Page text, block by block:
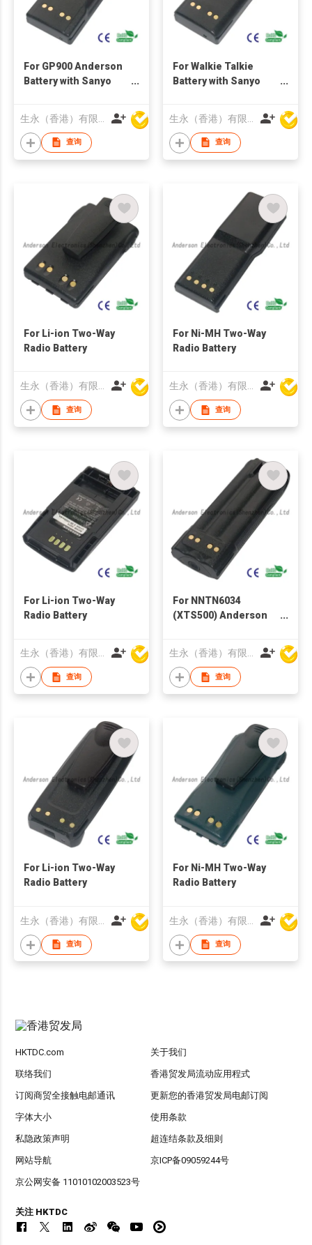
For GP900 Anderson
Battery with Sanyo
查询
For Walkie Talkie
Battery with Sanyo
查询
For Li-ion Two-Way
Radio Battery
查询
For Ni-MH Two-Way
Radio Battery
查询
For Li-ion Two-Way
Radio Battery
生永（香港）有限公司
查询
For NNTN6034
(XTS500) Anderson
生永（香港）有限公司
查询
For Li-ion Two-Way
Radio Battery
查询
For Ni-MH Two-Way
Radio Battery
查询
HKTDC.com 关于我们
联络我们 香港贸发局流动应用程式
订阅商贸全接触电邮通讯 更新您的香港贸发局电邮订阅
字体大小 使用条款
私隐政策声明 超连结条款及细则
网站导航 京ICP备09059244号
京公网安备 11010102003523号
关注 HKTDC